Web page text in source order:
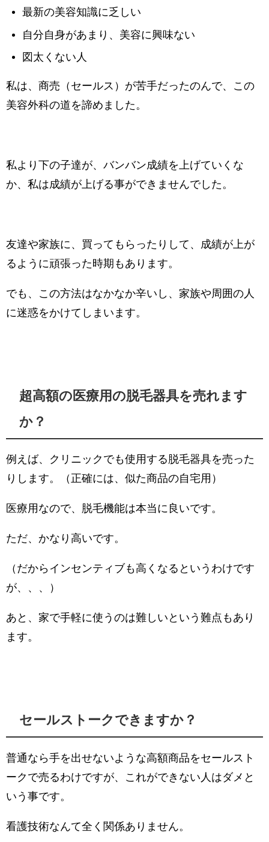
最新の美容知識に乏しい
自分自身があまり、美容に興味ない
図太くない人
私は、商売（セールス）が苦手だったのんで、この
美容外科の道を諦めました。
私より下の子達が、バンバン成績を上げていくな
か、私は成績が上げる事ができませんでした。
友達や家族に、買ってもらったりして、成績が上が
るように頑張った時期もあります。
でも、この方法はなかなか辛いし、家族や周囲の人
に迷惑をかけてしまいます。
超高額の医療用の脱毛器具を売れます
か？
例えば、クリニックでも使用する脱毛器具を売った
りします。（正確には、似た商品の自宅用）
医療用なので、脱毛機能は本当に良いです。
ただ、かなり高いです。
（だからインセンティブも高くなるというわけです
が、、、）
あと、家で手軽に使うのは難しいという難点もあり
ます。
セールストークできますか？
普通なら手を出せないような高額商品をセールスト
ークで売るわけですが、これができない人はダメと
いう事です。
看護技術なんて全く関係ありません。